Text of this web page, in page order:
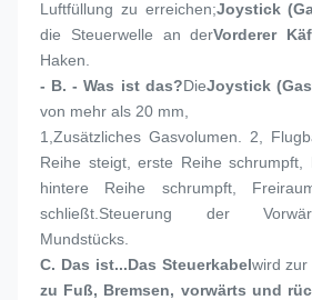
Luftfüllung zu erreichen;Joystick
die Steuerwelle an derVorderer
Haken.
- B. - Was ist das?DieJoystick
von mehr als 20 mm,
1, Zusätzliches Gasvolumen. 2,
Reihe steigt, erste Reihe schrumpft,
hintere Reihe schrumpft,
schließt.Steuerung der
Mundstücks.
C. Das ist...Das Steuerkabelwird
zu Fuß, Bremsen, vorwärts und